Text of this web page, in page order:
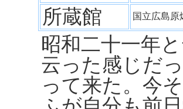
所蔵館 国立広島
昭和二十一年
云った感じだ
って来た。今